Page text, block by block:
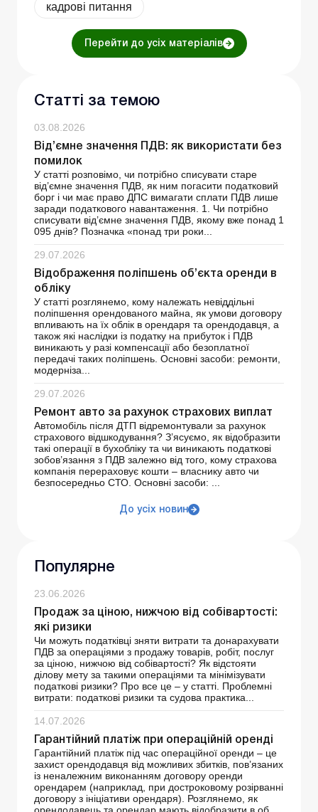
кадрові питання
Перейти до усіх матеріалів
Статті за темою
03.08.2026
Від’ємне значення ПДВ: як використати без
помилок
У статті розповімо, чи потрібно списувати старе
від’ємне значення ПДВ, як ним погасити податковий
борг і чи має право ДПС вимагати сплати ПДВ лише
заради податкового навантаження. 1. Чи потрібно
списувати від’ємне значення ПДВ, якому вже понад 1
095 днів? Позначка «понад три роки...
29.07.2026
Відображення поліпшень об’єкта оренди в
обліку
У статті розглянемо, кому належать невіддільні
поліпшення орендованого майна, як умови договору
впливають на їх облік в орендаря та орендодавця, а
також які наслідки із податку на прибуток і ПДВ
виникають у разі компенсації або безоплатної
передачі таких поліпшень. Основні засоби: ремонти,
модерніза...
29.07.2026
Ремонт авто за рахунок страхових виплат
Автомобіль після ДТП відремонтували за рахунок
страхового відшкодування? З’ясуємо, як відобразити
такі операції в бухобліку та чи виникають податкові
зобов’язання з ПДВ залежно від того, кому страхова
компанія перераховує кошти – власнику авто чи
безпосередньо СТО. Основні засоби: ...
До усіх новин
Популярне
23.06.2026
Продаж за ціною, нижчою від собівартості:
які ризики
Чи можуть податківці зняти витрати та донарахувати
ПДВ за операціями з продажу товарів, робіт, послуг
за ціною, нижчою від собівартості? Як відстояти
ділову мету за такими операціями та мінімізувати
податкові ризики? Про все це – у статті. Проблемні
витрати: податкові ризики та судова практика...
14.07.2026
Гарантійний платіж при операційній оренді
Гарантійний платіж під час операційної оренди – це
захист орендодавця від можливих збитків, пов’язаних
із неналежним виконанням договору оренди
орендарем (наприклад, при достроковому розірванні
договору з ініціативи орендаря). Розглянемо, як